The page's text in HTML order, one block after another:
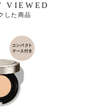
VIEWED
した商品